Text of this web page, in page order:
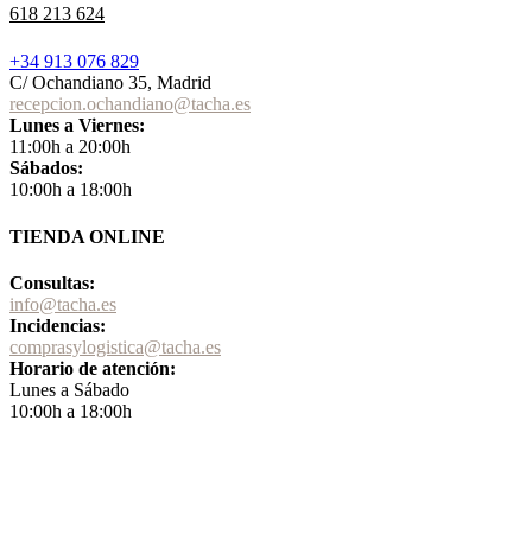
618 213 624
+34 913 076 829
C/ Ochandiano 35, Madrid
recepcion.ochandiano@tacha.es
Lunes a Viernes:
11:00h a 20:00h
Sábados:
10:00h a 18:00h
TIENDA ONLINE
Consultas:
info@tacha.es
Incidencias:
comprasylogistica@tacha.es
Horario de atención:
Lunes a Sábado
10:00h a 18:00h